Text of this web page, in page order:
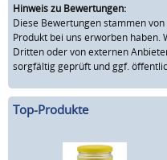
Hinweis zu Bewertungen:
Diese Bewertungen stammen
Produkt bei uns erworben haben.
Dritten oder von externen
sorgfältig geprüft und ggf.
Top-Produkte